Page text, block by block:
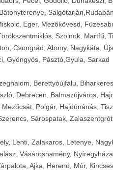
Eger, Mezőkövesd,
Szolnok, Martfű,
Csongrád, Abony, Nagykáta,
Gyöngyös, Pásztó,Gyula, Sarkad
Berettyóújfalu,
Debrecen, Balmazújváros,
Polgár, Hajdúnánás,
Sárospatak, Zalaszentgrót
Lenti, Zalakaros, Letenye,
Vásárosnamény,
Ajka, Herend, Mór,